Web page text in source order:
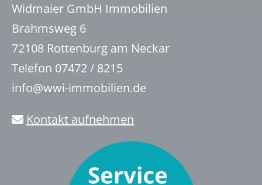
Widmaier GmbH Immobilien
Brahmsweg 6
72108 Rottenburg am Neckar
Telefon 07472 / 8215
info@wwi-immobilien.de
Kontakt aufnehmen